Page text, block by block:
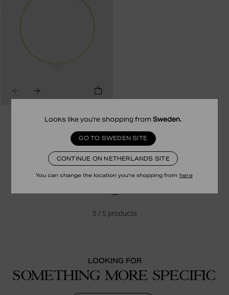
Looks like you're shopping from Sweden.
GO TO SWEDEN SITE
CONTINUE ON NETHERLANDS SITE
You can change the location you're shopping from here
MINI PEARL BRACELET
49.00 EUR
18K GOLD PLATED STERLING SILVER
5 / 5 products
LOOKING FOR
SOMETHING MORE SPECIFIC